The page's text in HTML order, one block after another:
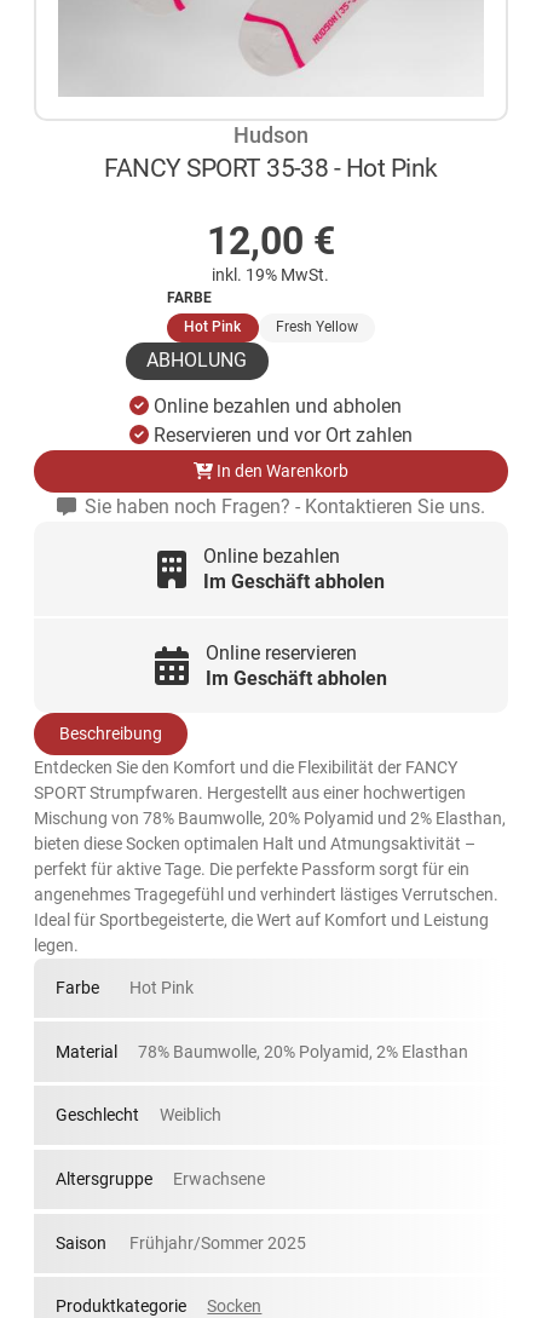
Hudson
FANCY SPORT 35-38 - Hot Pink
12,00 €
inkl. 19% MwSt.
FARBE
Hot Pink(ausgewählt)
Fresh Yellow
ABHOLUNG
Online bezahlen und abholen
Reservieren und vor Ort zahlen
In den Warenkorb
Sie haben noch Fragen? - Kontaktieren Sie uns.
Online bezahlen
Im Geschäft abholen
Online reservieren
Im Geschäft abholen
Beschreibung
Entdecken Sie den Komfort und die Flexibilität der FANCY
SPORT Strumpfwaren. Hergestellt aus einer hochwertigen
Mischung von 78% Baumwolle, 20% Polyamid und 2% Elasthan,
bieten diese Socken optimalen Halt und Atmungsaktivität –
perfekt für aktive Tage. Die perfekte Passform sorgt für ein
angenehmes Tragegefühl und verhindert lästiges Verrutschen.
Ideal für Sportbegeisterte, die Wert auf Komfort und Leistung
legen.
Farbe Hot Pink
Material 78% Baumwolle, 20% Polyamid, 2% Elasthan
Geschlecht Weiblich
Altersgruppe Erwachsene
Saison Frühjahr/Sommer 2025
Produktkategorie Socken